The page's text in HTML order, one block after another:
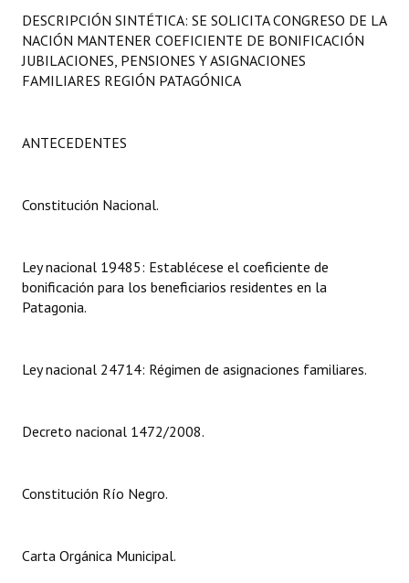
LEGISLACIÓN
Constitución Nacional
Reglamento Interno
Organigrama
DOCUMENTOS
Dictámenes Asesoría Letrada
DESCRIPCIÓN SINTÉTICA: SE SOLICITA CONGRESO DE LA
NACIÓN MANTENER COEFICIENTE DE BONIFICACIÓN
JUBILACIONES, PENSIONES Y ASIGNACIONES
FAMILIARES REGIÓN PATAGÓNICA
ANTECEDENTES
Constitución Nacional.
Ley nacional 19485: Establécese el coeficiente de
bonificación para los beneficiarios residentes en la
Patagonia.
Ley nacional 24714: Régimen de asignaciones familiares.
Decreto nacional 1472/2008.
Constitución Río Negro.
Carta Orgánica Municipal.